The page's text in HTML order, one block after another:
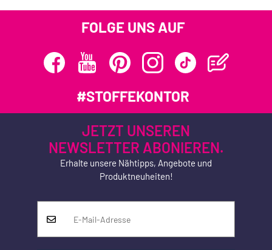
FOLGE UNS AUF
#STOFFEKONTOR
JETZT UNSEREN
NEWSLETTER ABONIEREN.
Erhalte unsere Nähtipps, Angebote und
Produktneuheiten!